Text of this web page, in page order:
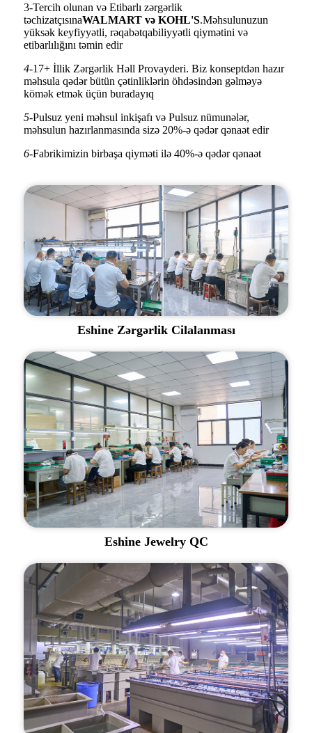
3-Tercih olunan və Etibarlı zərgərlik
təchizatçısınaWALMART və KOHL'S.Məhsulunuzun
yüksək keyfiyyətli, rəqabətqabiliyyətli qiymətini və
etibarlılığını təmin edir
4-17+ İllik Zərgərlik Həll Provayderi. Biz konseptdən hazır
məhsula qədər bütün çətinliklərin öhdəsindən gəlməyə
kömək etmək üçün buradayıq
5-Pulsuz yeni məhsul inkişafı və Pulsuz nümunələr,
məhsulun hazırlanmasında sizə 20%-ə qədər qənaət edir
6-Fabrikimizin birbaşa qiyməti ilə 40%-ə qədər qənaət
Eshine Zərgərlik Cilalanması
Eshine Jewelry QC